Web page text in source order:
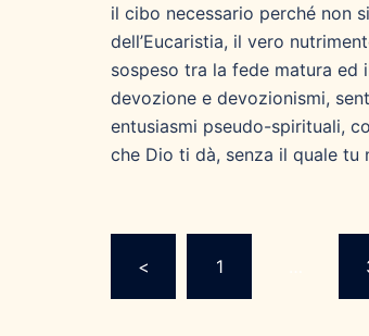
il cibo necessario perché non
dell’Eucaristia, il vero
sospeso tra la fede matura ed
devozione e devozionismi,
entusiasmi pseudo-spirituali,
che Dio ti dà, senza il quale tu
degli
articoli
< 1